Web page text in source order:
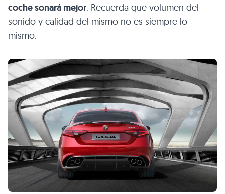
coche sonará mejor . Recuerda que volumen del
sonido y calidad del mismo no es siempre lo
mismo.